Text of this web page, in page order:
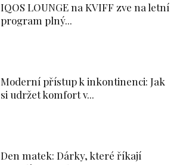
IQOS LOUNGE na KVIFF zve na letní
program plný...
Moderní přístup k inkontinenci: Jak
si udržet komfort v...
Den matek: Dárky, které říkají